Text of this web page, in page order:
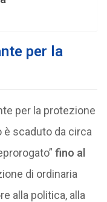
per la
per la protezione
è scaduto da circa
fino al
di ordinaria
alla politica, alla